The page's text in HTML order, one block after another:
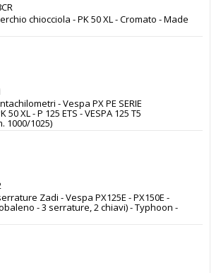
chiocciola - PK 50 XL - Cromato - Made
- Vespa PX PE SERIE
50 XL - P 125 ETS - VESPA 125 T5
1000/1025)
Zadi - Vespa PX125E - PX150E -
- 3 serrature, 2 chiavi) - Typhoon -